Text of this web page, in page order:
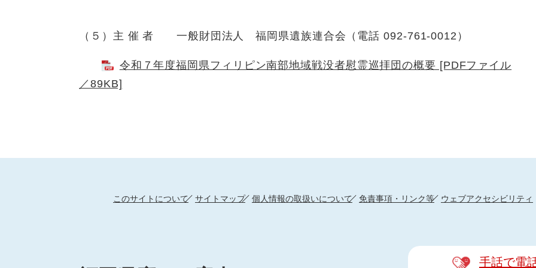
（５）主 催 者 一般財団法人 福岡県遺族連合会（電話 092-761-0012）
令和７年度福岡県フィリピン南部地域戦没者慰霊巡拝団の概要 [PDFファイル
／89KB]
このサイトについて サイトマップ 個人情報の取扱いについて 免責事項・リンク等 ウェブアクセシビリティ
手話で電